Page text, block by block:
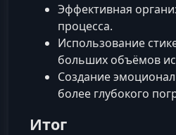
Эффективная
процесса.
Использование
больших объёмов
Создание
более глубокого
Итог